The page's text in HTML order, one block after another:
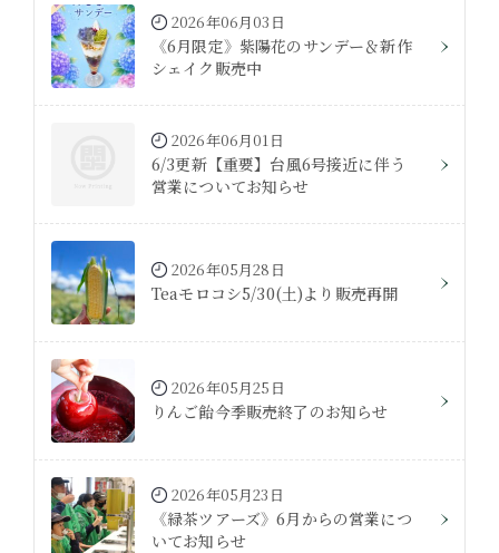
2026年06月03日
《6月限定》紫陽花のサンデー＆新作
シェイク販売中
2026年06月01日
6/3更新【重要】台風6号接近に伴う
営業についてお知らせ
2026年05月28日
Teaモロコシ5/30(土)より販売再開
2026年05月25日
りんご飴今季販売終了のお知らせ
2026年05月23日
《緑茶ツアーズ》6月からの営業につ
いてお知らせ